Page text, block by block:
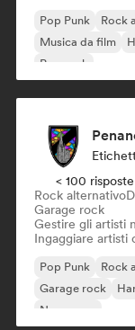
Pop Punk Rock
Musica da film
Pop rock
< 100
Rock alternativo
Garage rock
Gestire gli artisti
Ingaggiare artisti
Pop Punk Rock
Garage rock
New wave